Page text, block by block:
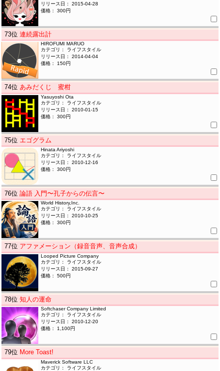
リリース日： 2015-04-28
価格： 300円
73位連続露出計
HIROFUMI MARUO
カテゴリ： ライフスタイル
リリース日： 2014-04-04
価格： 150円
74位あみだくじ 蜜柑
Yasuyoshi Ota
カテゴリ： ライフスタイル
リリース日： 2010-01-15
価格： 300円
75位 エゴグラム
Hinata Ariyoshi
カテゴリ： ライフスタイル
リリース日： 2010-12-16
価格： 300円
76位論語 入門〜孔子からの伝言〜
World History,Inc.
カテゴリ： ライフスタイル
リリース日： 2010-10-25
価格： 300円
77位 アファメーション（録音音声、音声合成）
Looped Picture Company
カテゴリ： ライフスタイル
リリース日： 2015-09-27
価格： 500円
78位知人の運命
Softchaser Company Limited
カテゴリ： ライフスタイル
リリース日： 2010-12-20
価格： 1,100円
79位 More Toast!
Maverick Software LLC
カテゴリ： ライフスタイル